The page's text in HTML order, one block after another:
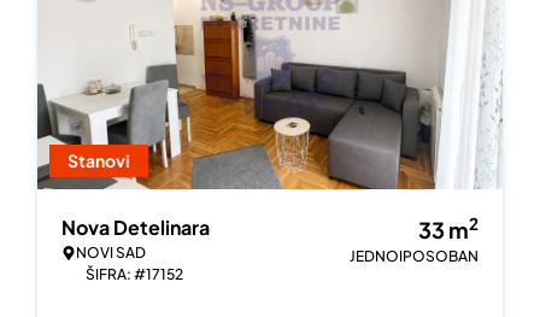
Stanovi
Nova Detelinara
NOVI SAD
ŠIFRA: #17152
33 m2
JEDNOIPOSOBAN